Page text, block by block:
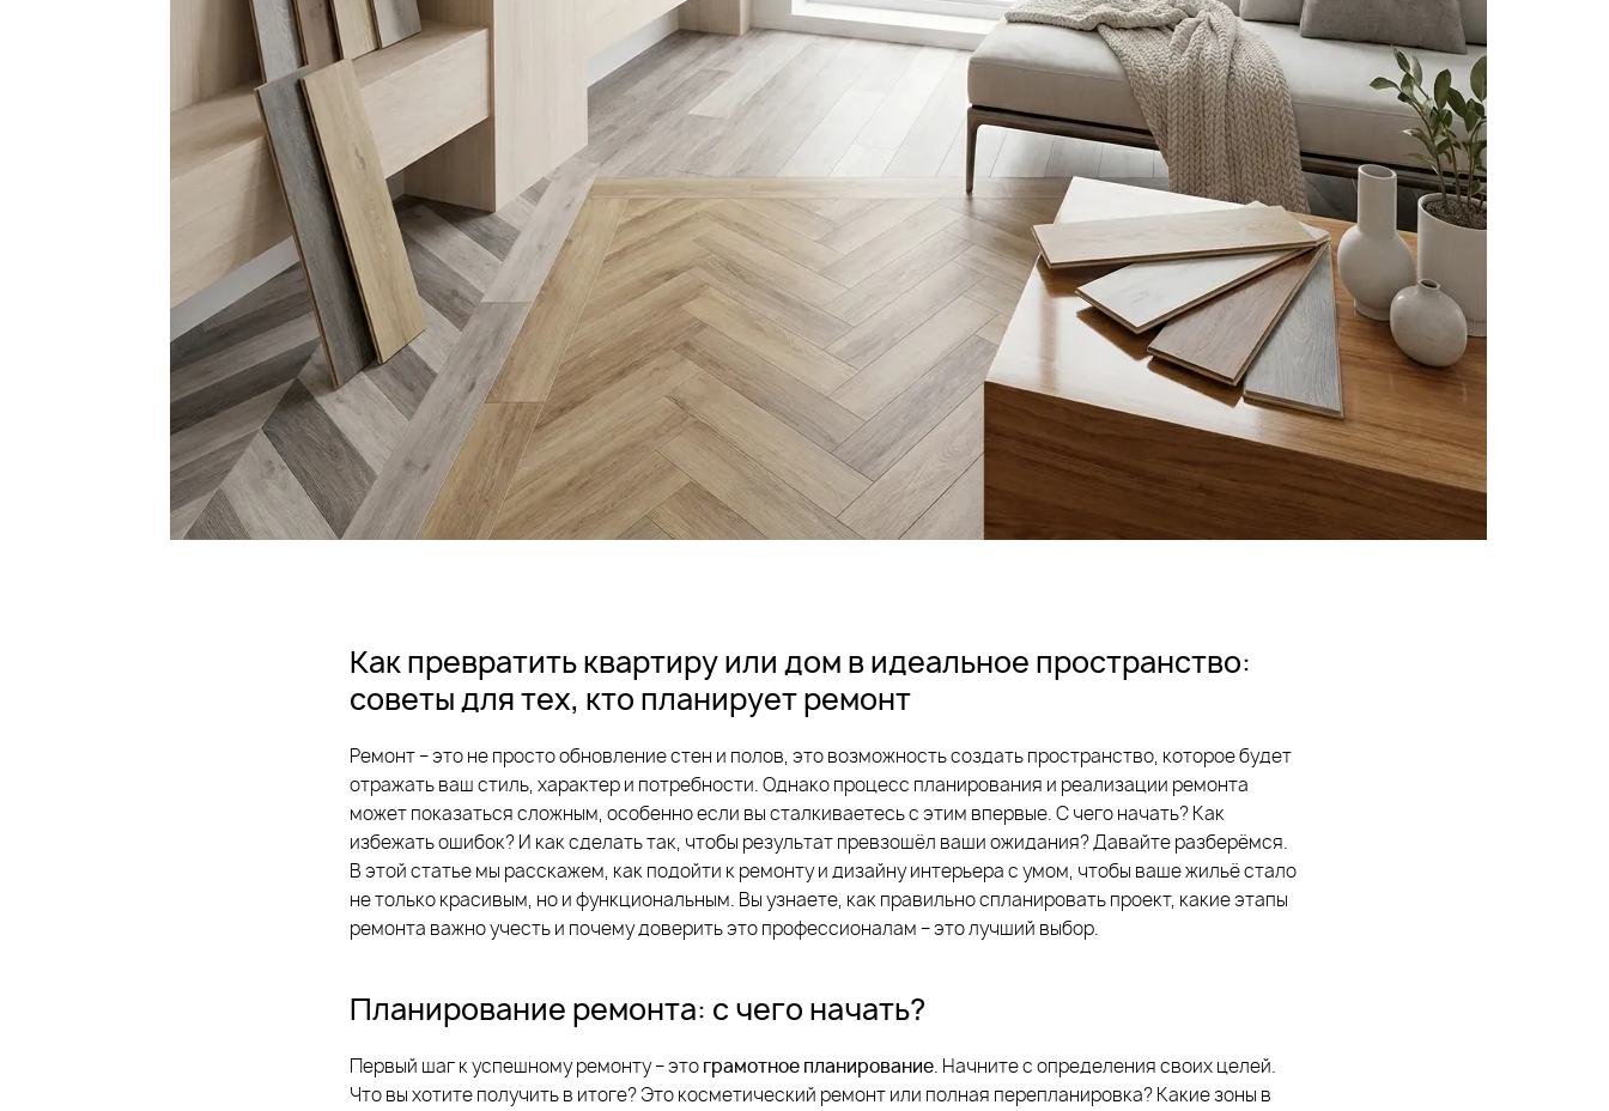
Как превратить квартиру или дом в идеальное пространство:
советы для тех, кто планирует ремонт
Ремонт – это не просто обновление стен и полов, это возможность создать пространство, которое будет
отражать ваш стиль, характер и потребности. Однако процесс планирования и реализации ремонта
может показаться сложным, особенно если вы сталкиваетесь с этим впервые. С чего начать? Как
избежать ошибок? И как сделать так, чтобы результат превзошёл ваши ожидания? Давайте разберёмся.
В этой статье мы расскажем, как подойти к ремонту и дизайну интерьера с умом, чтобы ваше жильё стало
не только красивым, но и функциональным. Вы узнаете, как правильно спланировать проект, какие этапы
ремонта важно учесть и почему доверить это профессионалам – это лучший выбор.
Планирование ремонта: с чего начать?
Первый шаг к успешному ремонту – это грамотное планирование. Начните с определения своих целей.
Что вы хотите получить в итоге? Это косметический ремонт или полная перепланировка? Какие зоны в